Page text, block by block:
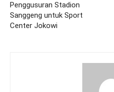
Penggusuran Stadion
Sanggeng untuk Sport
Center Jokowi